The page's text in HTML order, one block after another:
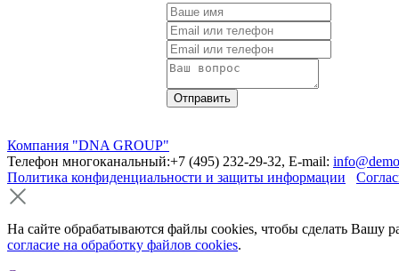
Компания "DNA GROUP"
Телефон многоканальный:+7 (495) 232-29-32, E-mail:
Политика конфиденциальности и защиты информации
На сайте обрабатываются файлы cookies, чтобы сделать Вашу
согласие на обработку файлов cookies.